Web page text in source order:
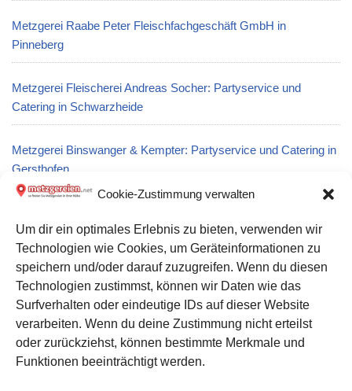
Cookie-Zustimmung verwalten
Um dir ein optimales Erlebnis zu bieten, verwenden wir
Technologien wie Cookies, um Geräteinformationen zu
speichern und/oder darauf zuzugreifen. Wenn du diesen
Technologien zustimmst, können wir Daten wie das
Surfverhalten oder eindeutige IDs auf dieser Website
verarbeiten. Wenn du deine Zustimmung nicht erteilst
oder zurückziehst, können bestimmte Merkmale und
Funktionen beeinträchtigt werden.
Metzgerei Raabe Peter Fleischfachgeschäft GmbH in
Pinneberg
Metzgerei Fleischerei Andreas Socher: Partyservice und
Catering in Schwarzheide
Metzgerei Binswanger & Kempter: Partyservice und Catering in
Gersthofen
Metzgerei EG-Schlachthof Herbert Bayer KG: Partyservice und
Catering in Niederwallmenach
Kontakt zu uns